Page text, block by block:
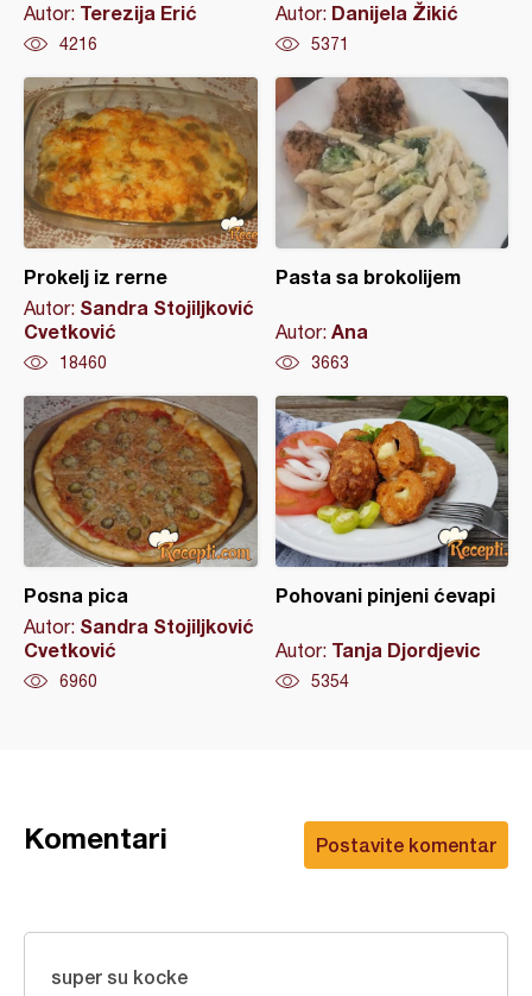
Autor: Terezija Erić
4216
Autor: Danijela Žikić
5371
Prokelj iz rerne
Autor: Sandra Stojiljković
Cvetković
18460
Pasta sa brokolijem
Autor: Ana
3663
Posna pica
Autor: Sandra Stojiljković
Cvetković
6960
Pohovani pinjeni ćevapi
Autor: Tanja Djordjevic
5354
Postavite komentar
Komentari
super su kocke